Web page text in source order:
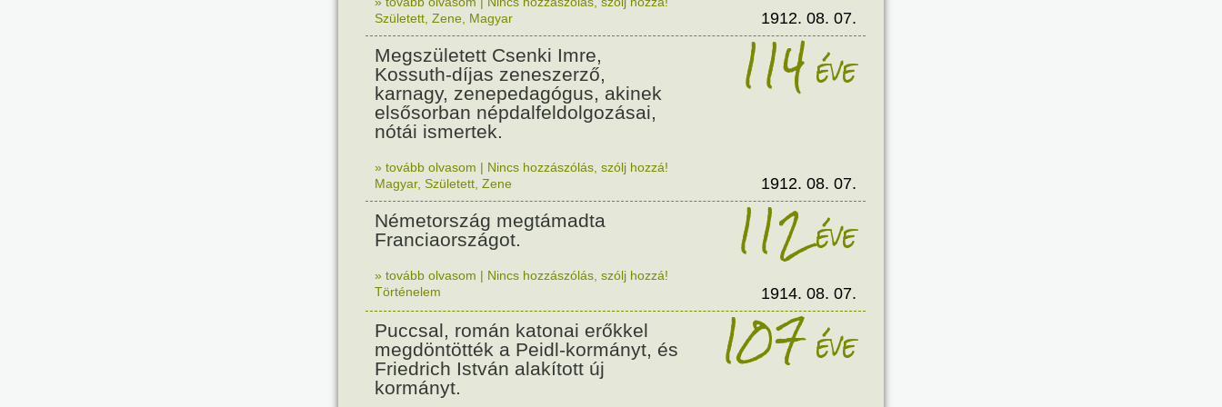
Született Zene Magyar 1912. 08. 07.
Megszületett Csenki Imre,
Kossuth-díjas zeneszerző,
karnagy, zenepedagógus, akinek
elsősorban népdalfeldolgozásai,
nótái ismertek.
114éve
» tovább olvasom | Nincs hozzászólás, szólj hozzá!
Magyar, Született Zene 1912. 08. 07.
Németország megtámadta
Franciaországot.
112éve
» tovább olvasom | Nincs hozzászólás, szólj hozzá!
Történelem
1914. 08. 07.
Puccsal, román katonai erőkkel
megdöntötték a Peidl-kormányt, és
Friedrich István alakított új
kormányt.
107éve